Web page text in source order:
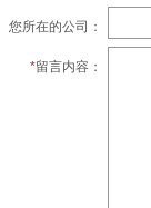
您所在的公司：
*留言内容：